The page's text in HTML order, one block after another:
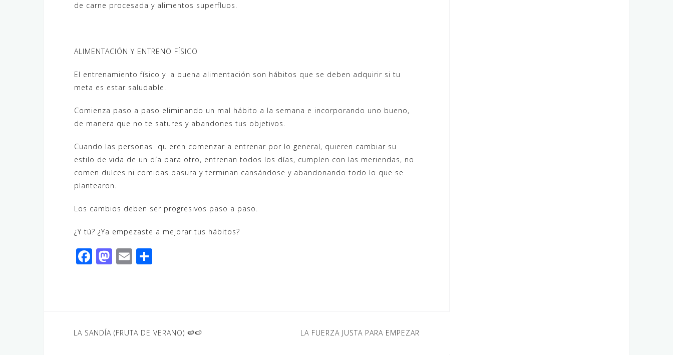
de carne procesada y alimentos superfluos.
ALIMENTACIÓN Y ENTRENO FÍSICO
El entrenamiento físico y la buena alimentación son hábitos que se deben adquirir si tu
meta es estar saludable.
Comienza paso a paso eliminando un mal hábito a la semana e incorporando uno bueno,
de manera que no te satures y abandones tus objetivos.
Cuando las personas quieren comenzar a entrenar por lo general, quieren cambiar su
estilo de vida de un día para otro, entrenan todos los días, cumplen con las meriendas, no
comen dulces ni comidas basura y terminan cansándose y abandonando todo lo que se
plantearon.
Los cambios deben ser progresivos paso a paso.
¿Y tú? ¿Ya empezaste a mejorar tus hábitos?
F
o
M
o
E
ti
Navegación
LA SANDÍA (FRUTA DE VERANO) 🍉🍉 LA FUERZA JUSTA PARA EMPEZAR